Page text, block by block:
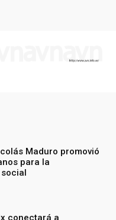
Maduro promovió
para la
conectará a